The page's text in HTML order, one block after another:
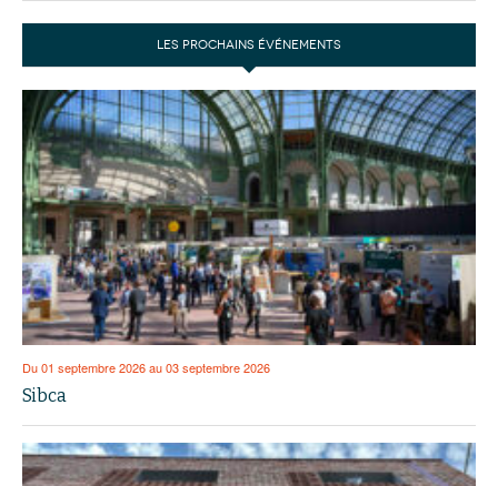
LES PROCHAINS ÉVÉNEMENTS
Du 01 septembre 2026 au 03 septembre 2026
Sibca